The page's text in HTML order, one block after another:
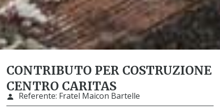
CONTRIBUTO PER COSTRUZIONE
CENTRO CARITAS
Referente: Fratel Maicon Bartelle